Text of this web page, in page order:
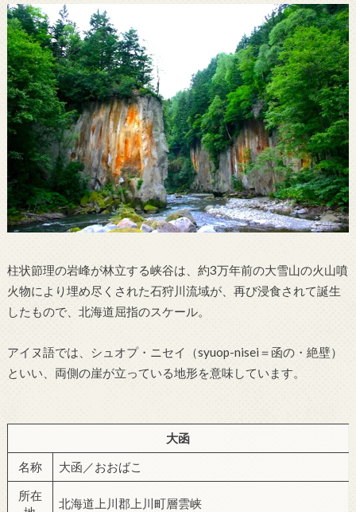
柱状節理の岩峰が林立する峡谷は、約3万年前の大雪山の火山噴
火物により埋め尽くされた石狩川流域が、再び浸食されて誕生
したもので、北海道屈指のスケール。
アイヌ語では、シュオプ・ニセイ（syuop-nisei＝函の・絶壁）
といい、両側の崖が立っている地形を意味しています。
大函
名称 大函／おおばこ
所在
北海道上川郡上川町層雲峡